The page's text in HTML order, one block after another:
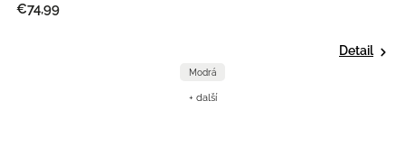
€74,99
Detail
Modrá
+ další